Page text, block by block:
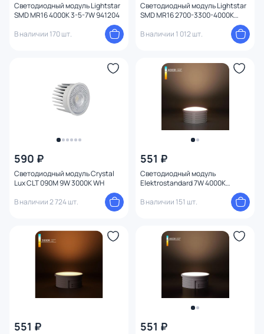
Светодиодный модуль Lightstar
SMD MR16 4000K 3-5-7W 941204
В наличии 170 шт.
Светодиодный модуль Lightstar
SMD MR16 2700-3300-4000K
В наличии 1 012 шт.
590 ₽
Светодиодный модуль Crystal
Lux CLT 090M 9W 3000K WH
В наличии 2 724 шт.
551 ₽
Светодиодный модуль
Elektrostandard 7W 4000K
В наличии 151 шт.
551 ₽ 551 ₽